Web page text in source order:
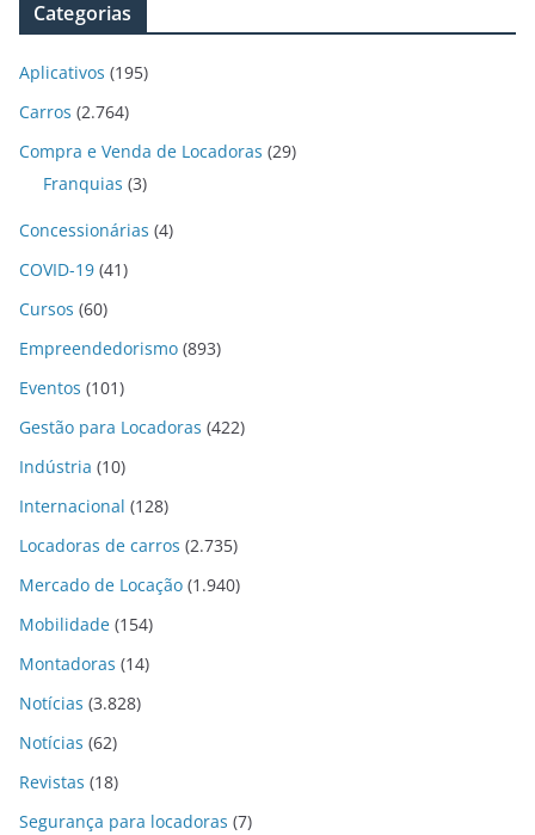
Categorias
Aplicativos (195)
Carros (2.764)
Compra e Venda de Locadoras (29)
Franquias (3)
Concessionárias (4)
COVID-19 (41)
Cursos (60)
Empreendedorismo (893)
Eventos (101)
Gestão para Locadoras (422)
Indústria (10)
Internacional (128)
Locadoras de carros (2.735)
Mercado de Locação (1.940)
Mobilidade (154)
Montadoras (14)
Notícias (3.828)
Notícias (62)
Revistas (18)
Segurança para locadoras (7)